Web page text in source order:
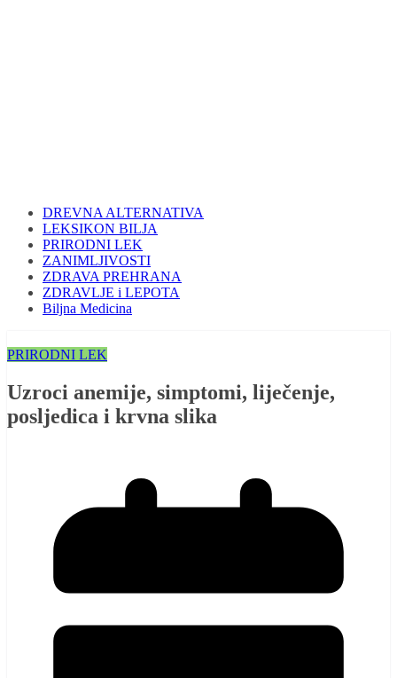
DREVNA ALTERNATIVA
LEKSIKON BILJA
PRIRODNI LEK
ZANIMLJIVOSTI
ZDRAVA PREHRANA
ZDRAVLJE i LEPOTA
Biljna Medicina
PRIRODNI LEK
Uzroci anemije, simptomi, liječenje,
posljedica i krvna slika